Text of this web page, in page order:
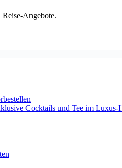
Angebote.
Cocktails und Tee im Luxus-